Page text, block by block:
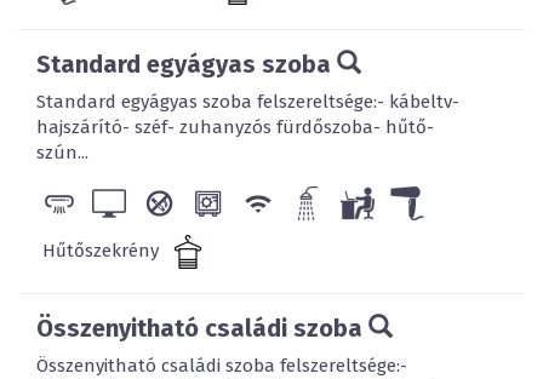
Standard egyágyas szoba
Standard egyágyas szoba felszereltsége:- kábeltv-
hajszárító- széf- zuhanyzós fürdőszoba- hűtő-
szún...
Hűtőszekrény
Összenyitható családi szoba
Összenyitható családi szoba felszereltsége:-